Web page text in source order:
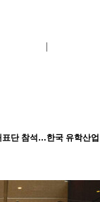
단 참석…한국 유학산업